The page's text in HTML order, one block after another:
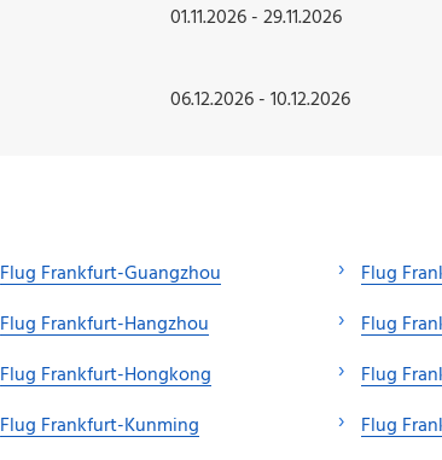
01.11.2026 - 29.11.2026
06.12.2026 - 10.12.2026
Flug Frankfurt-Guangzhou
Flug Frankfurt-Hangzhou
Flug Frankfurt-Hongkong
Flug Frankfurt-Kunming
Flug
Flug
Flug
Flug